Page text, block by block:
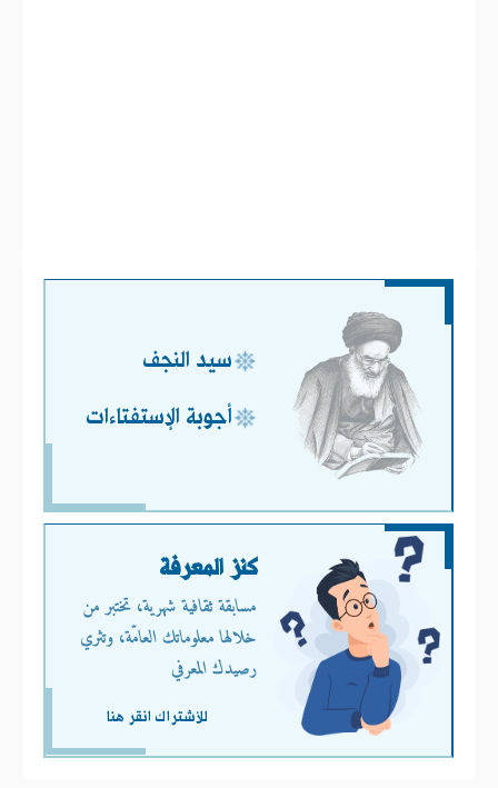
سيد النجف
أجوبة الإستفتاءات
كنز المعرفة
مسابقة ثقافية شهرية، تختبر من
خلالها معلوماتك العامّة، وتثري
رصيدك المعرفي
للأشتراك انقر هنا